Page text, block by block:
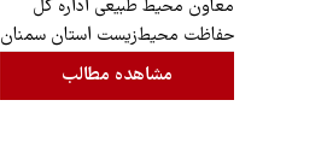
معاون محیط طبیعی اداره کل
حفاظت محیط‌زیست استان سمنان
مشاهده مطالب